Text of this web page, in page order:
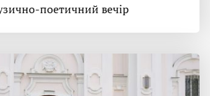
поетичний вечір